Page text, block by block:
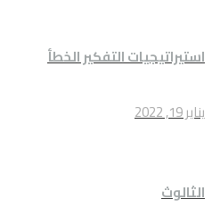
استيراتيجيات التفكير الخطأ
يناير 19, 2022
الثالوث